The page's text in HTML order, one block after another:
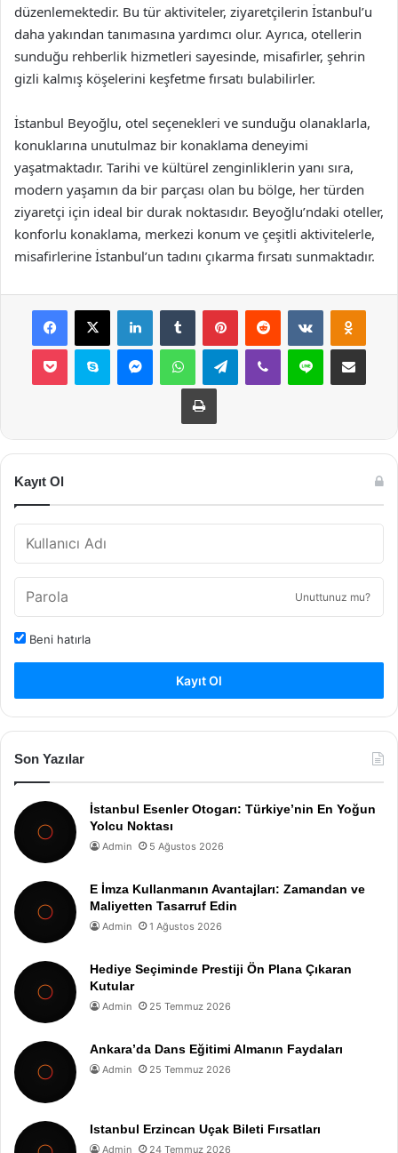
düzenlemektedir. Bu tür aktiviteler, ziyaretçilerin İstanbul’u
daha yakından tanımasına yardımcı olur. Ayrıca, otellerin
sunduğu rehberlik hizmetleri sayesinde, misafirler, şehrin
gizli kalmış köşelerini keşfetme fırsatı bulabilirler.
İstanbul Beyoğlu, otel seçenekleri ve sunduğu olanaklarla,
konuklarına unutulmaz bir konaklama deneyimi
yaşatmaktadır. Tarihi ve kültürel zenginliklerin yanı sıra,
modern yaşamın da bir parçası olan bu bölge, her türden
ziyaretçi için ideal bir durak noktasıdır. Beyoğlu’ndaki oteller,
konforlu konaklama, merkezi konum ve çeşitli aktivitelerle,
misafirlerine İstanbul’un tadını çıkarma fırsatı sunmaktadır.
Facebook
X LinkedInTumblr PinterestReddit VKontakte
Pocket Skype MessengerWhatsAppTelegramViber Line E-Posta ile
Yazdır
Kayıt Ol
Unuttunuz mu?
Beni hatırla
Kayıt Ol
Son Yazılar
İstanbul Esenler Otogarı: Türkiye’nin En Yoğun
Yolcu Noktası
Admin 5 Ağustos 2026
E İmza Kullanmanın Avantajları: Zamandan ve
Maliyetten Tasarruf Edin
Admin 1 Ağustos 2026
Hediye Seçiminde Prestiji Ön Plana Çıkaran
Kutular
Admin 25 Temmuz 2026
Ankara’da Dans Eğitimi Almanın Faydaları
Admin 25 Temmuz 2026
Istanbul Erzincan Uçak Bileti Fırsatları
Admin 24 Temmuz 2026